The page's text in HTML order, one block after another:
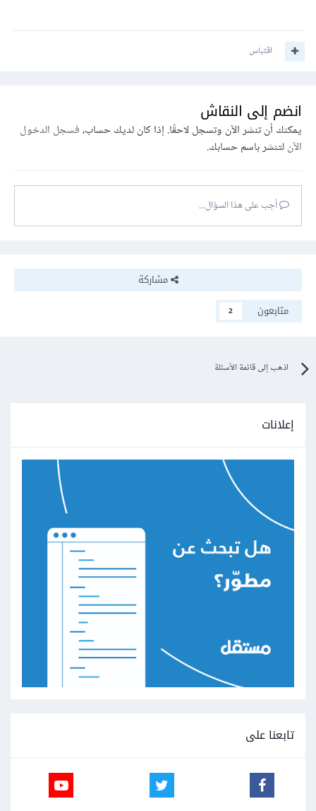
اقتباس
انضم إلى النقاش
يمكنك أن تنشر الآن وتسجل لاحقًا. إذا كان لديك حساب،فسجل الدخول
الآنلتنشر باسم حسابك.
أجب على هذا السؤال...
مشاركة
متابعون
2
اذهب إلى قائمة الأسئلة
إعلانات
تابعنا على